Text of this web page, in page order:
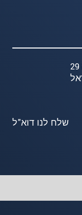
שלח לנו דוא"ל